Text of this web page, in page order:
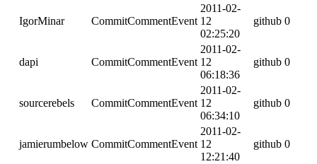
IgorMinar CommitCommentEvent
2011-02-
12
02:25:20
github 0
dapi CommitCommentEvent
2011-02-
12
06:18:36
github 0
sourcerebels CommitCommentEvent
2011-02-
12
06:34:10
github 0
jamierumbelow CommitCommentEvent
2011-02-
12
12:21:40
github 0